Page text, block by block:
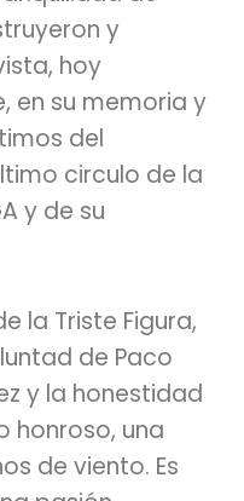
y
hoy
en su memoria y
del
circulo de la
y de su
la Triste Figura,
de Paco
y la honestidad
honroso, una
de viento. Es